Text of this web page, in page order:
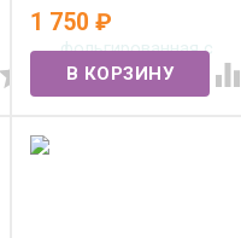

гелием "С ДР
КРАСАВЧИК" (82см)
две разные стороны
1 750 ₽
